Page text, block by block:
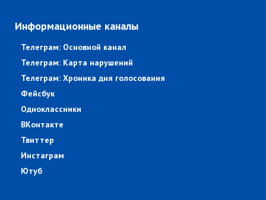
Информационные каналы
Телеграм: Основной канал
Телеграм: Карта нарушений
Телеграм: Хроника дня голосования
Фейсбук
Одноклассники
ВКонтакте
Твиттер
Инстаграм
Ютуб